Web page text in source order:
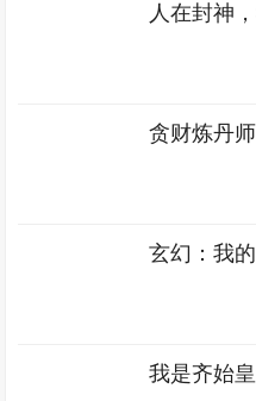
人在封神
贪财炼丹
玄幻：我
我是齐始